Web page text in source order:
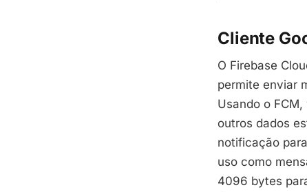
Cliente
O Firebase
permite enviar
Usando o FCM,
outros dados
notificação
uso como
4096 bytes